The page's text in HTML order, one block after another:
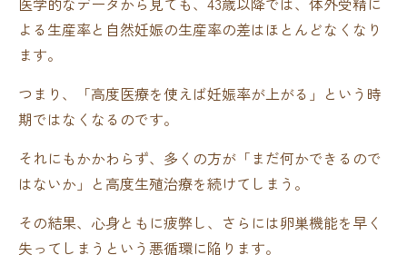
よる生産率と自然妊娠の生産率の差はほとんどなくなり
ます。
つまり、「高度医療を使えば妊娠率が上がる」という時
期ではなくなるのです。
それにもかかわらず、多くの方が「まだ何かできるので
はないか」と高度生殖治療を続けてしまう。
その結果、心身ともに疲弊し、さらには卵巣機能を早く
失ってしまうという悪循環に陥ります。